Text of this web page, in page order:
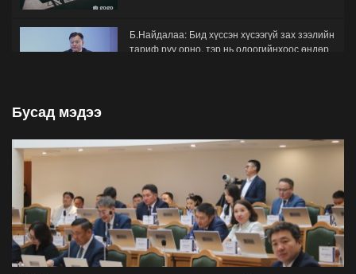
Б.Найдалаа: Бид хүссэн хүсээгүй зах зээлийн
тариф руу орно, тэр нь одоогийнхоос өндөр
2026-07-22
С.Амарсайхан: Фэйсбүүкээр ангийн групп чат
нээдэг, үүгээр даалгавраа өгдгийг зогсоож,
хаана
2026-07-21
ФОТО: Тажикистан Улсын Ерөнхийлөгчийн
Бусад мэдээ